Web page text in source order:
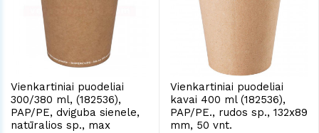
Vienkartiniai puodeliai
300/380 ml, (182536),
PAP/PE, dviguba sienele,
natūralios sp., max
Vienkartiniai puodeliai
kavai 400 ml (182536),
PAP/PE., rudos sp., 132x89
mm, 50 vnt.